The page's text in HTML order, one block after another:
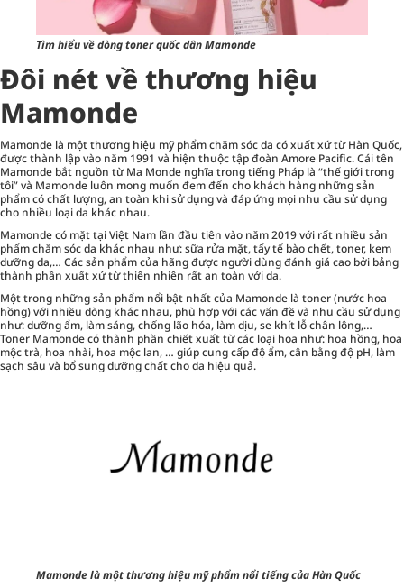
Tìm hiểu về dòng toner quốc dân Mamonde
Đôi nét về thương hiệu
Mamonde
Mamonde là một thương hiệu mỹ phẩmchăm sóc da có xuất xứ từ Hàn Quốc,
được thành lập vào năm 1991 và hiện thuộc tập đoàn Amore Pacific. Cái tên
Mamonde bắt nguồn từ Ma Monde nghĩa trong tiếng Pháp là “thế giới trong
tôi” và Mamonde luôn mong muốn đem đến cho khách hàng những sản
phẩm có chất lượng, an toàn khi sử dụng và đáp ứng mọi nhu cầu sử dụng
cho nhiều loại da khác nhau.
Mamonde có mặt tại Việt Nam lần đầu tiên vào năm 2019 với rất nhiều sản
phẩm chăm sóc da khác nhau như: sữa rửa mặt, tẩy tế bào chết, toner, kem
dưỡng da,… Các sản phẩm của hãng được người dùng đánh giá cao bởi bảng
thành phần xuất xứ từ thiên nhiên rất an toàn với da.
Một trong những sản phẩm nổi bật nhất của Mamonde là toner (nước hoa
hồng) với nhiều dòng khác nhau, phù hợp với các vấn đề và nhu cầu sử dụng
như: dưỡng ẩm, làm sáng, chống lão hóa, làm dịu, se khít lỗ chân lông,…
Toner Mamonde có thành phần chiết xuất từ các loại hoa như: hoa hồng, hoa
mộc trà, hoa nhài, hoa mộc lan, … giúp cung cấp độ ẩm, cân bằng độ pH, làm
sạch sâu và bổ sung dưỡng chất cho da hiệu quả.
Mamonde là một thương hiệu mỹ phẩm nổi tiếng của Hàn Quốc